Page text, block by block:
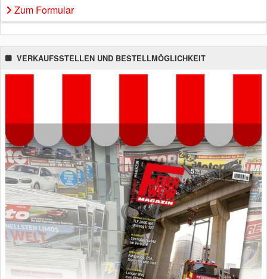
Zum Formular
VERKAUFSSTELLEN UND BESTELLMÖGLICHKEIT